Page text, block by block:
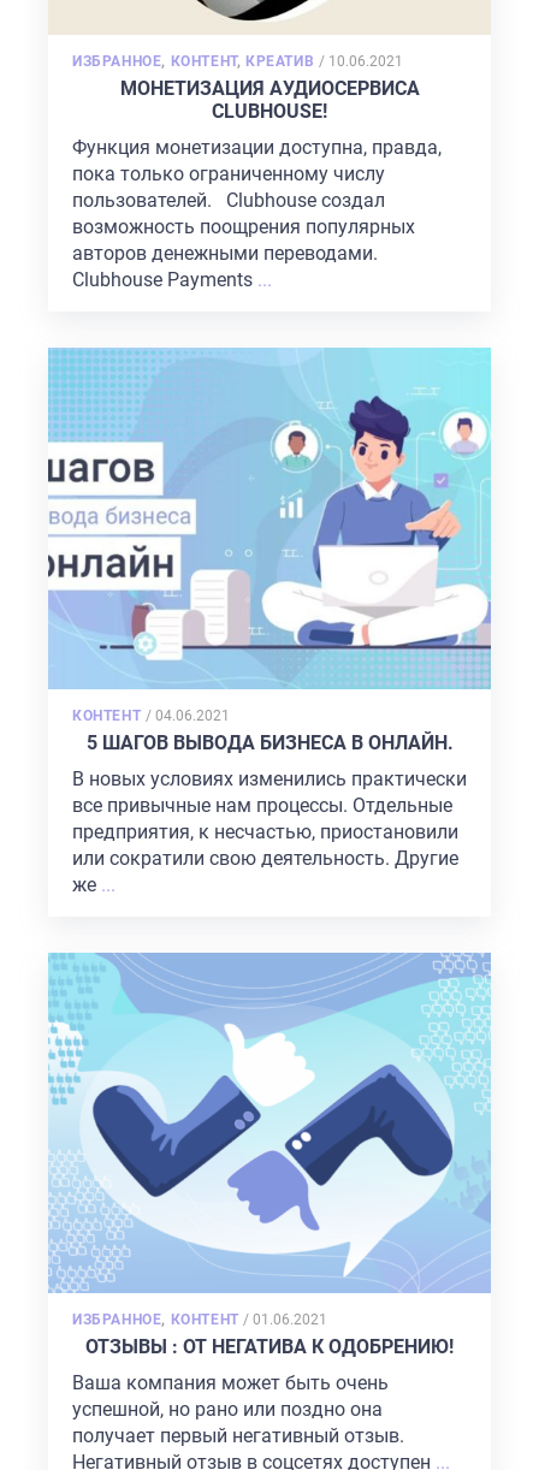
ИЗБРАННОЕ, КОНТЕНТ, КРЕАТИВ / POSTED
ON
10.06.2021
МОНЕТИЗАЦИЯ АУДИОСЕРВИСА
CLUBHOUSE!
Функция монетизации доступна, правда,
пока только ограниченному числу
пользователей. Clubhouse создал
возможность поощрения популярных
авторов денежными переводами.
Clubhouse Payments ...
КОНТЕНТ / POSTED
ON
04.06.2021
5 ШАГОВ ВЫВОДА БИЗНЕСА В ОНЛАЙН.
В новых условиях изменились практически
все привычные нам процессы. Отдельные
предприятия, к несчастью, приостановили
или сократили свою деятельность. Другие
же ...
ИЗБРАННОЕ, КОНТЕНТ /POSTED
ON
01.06.2021
ОТЗЫВЫ : ОТ НЕГАТИВА К ОДОБРЕНИЮ!
Ваша компания может быть очень
успешной, но рано или поздно она
получает первый негативный отзыв.
Негативный отзыв в соцсетях доступен ...